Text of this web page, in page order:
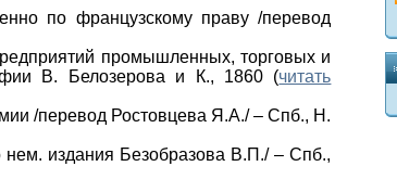
по французскому праву /перевод
промышленных, торговых и
В. Белозерова и К., 1860 (читать
/перевод Ростовцева Я.А./ – Спб., Н.
нем. издания Безобразова В.П./ – Спб.,